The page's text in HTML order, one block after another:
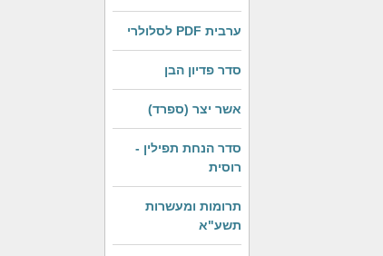
ערבית PDF לסלולרי
סדר פדיון הבן
אשר יצר (ספרד)
סדר הנחת תפילין -
רוסית
תרומות ומעשרות
תשע"א